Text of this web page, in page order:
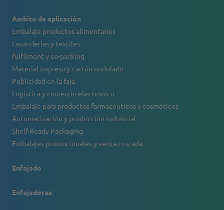
Ambito de aplicación
Embalaje productos alimentarios
Lavanderías y textiles
fulfilment y co-packing
Material impreso y cartón ondulado
Publicidad en la faja
Logística y comercio electrónico
Embalaje para productos farmacéuticos y cosméticos
Automatización y producción industrial
Shelf Ready Packaging
Embalajes promocionales y venta cruzada
Enfajado
Enfajadoras